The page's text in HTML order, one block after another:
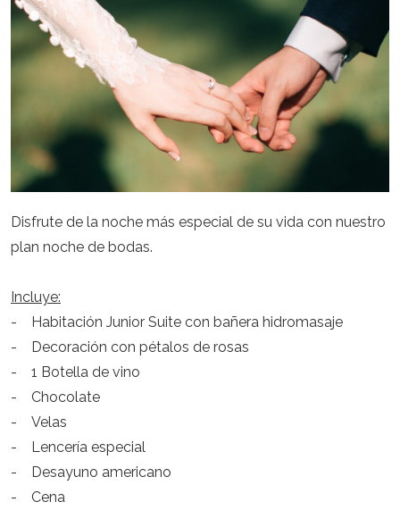
Disfrute de la noche más especial de su vida con nuestro
plan noche de bodas.
Incluye:
- Habitación Junior Suite con bañera hidromasaje
- Decoración con pétalos de rosas
- 1 Botella de vino
- Chocolate
- Velas
- Lencería especial
- Desayuno americano
- Cena